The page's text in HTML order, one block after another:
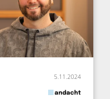
5.11.2024
inandacht